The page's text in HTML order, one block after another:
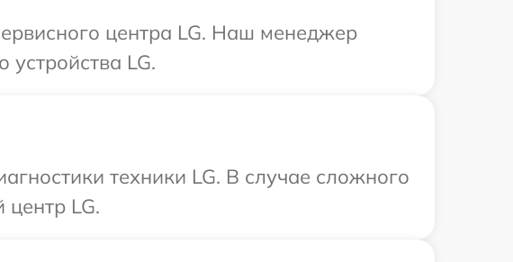
центра LG. Наш менеджер
LG.
техники LG. В случае сложного
LG.